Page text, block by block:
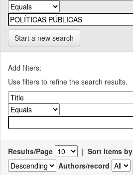
Start a new search
Add filters:
Use filters to refine the search results.
Results/Page | Sort items by
Authors/record